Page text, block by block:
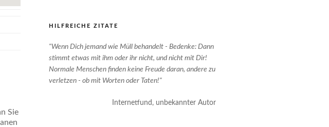
Sie
HILFREICHE ZITATE
"Wenn Dich jemand wie Müll behandelt - Bedenke: Dann
stimmt etwas mit ihm oder ihr nicht, und nicht mit Dir!
Normale Menschen finden keine Freude daran, andere zu
verletzen - ob mit Worten oder Taten!"
Internetfund, unbekannter Autor